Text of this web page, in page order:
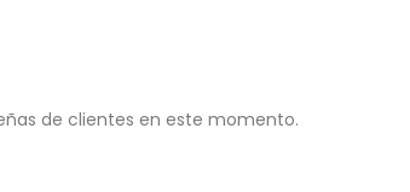
de clientes en este momento.